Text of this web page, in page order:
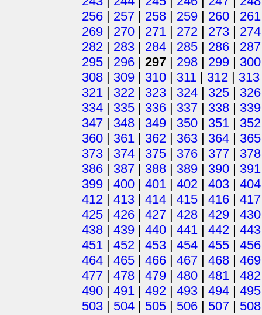
256 | 257 | 258 | 259 | 260 | 261
269 | 270 | 271 | 272 | 273 | 274
282 | 283 | 284 | 285 | 286 | 287
295 | 296 | 297 | 298 | 299 | 300
308 | 309 | 310 | 311 | 312 | 313
321 | 322 | 323 | 324 | 325 | 326
334 | 335 | 336 | 337 | 338 | 339
347 | 348 | 349 | 350 | 351 | 352
360 | 361 | 362 | 363 | 364 | 365
373 | 374 | 375 | 376 | 377 | 378
386 | 387 | 388 | 389 | 390 | 391
399 | 400 | 401 | 402 | 403 | 404
412 | 413 | 414 | 415 | 416 | 417
425 | 426 | 427 | 428 | 429 | 430
438 | 439 | 440 | 441 | 442 | 443
451 | 452 | 453 | 454 | 455 | 456
464 | 465 | 466 | 467 | 468 | 469
477 | 478 | 479 | 480 | 481 | 482
490 | 491 | 492 | 493 | 494 | 495
503 | 504 | 505 | 506 | 507 | 508